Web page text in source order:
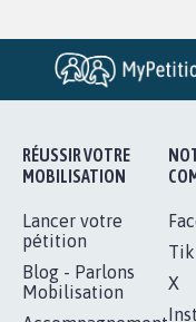
RÉUSSIR VOTRE
MOBILISATION
Lancer votre
pétition
Blog - Parlons
Mobilisation
X